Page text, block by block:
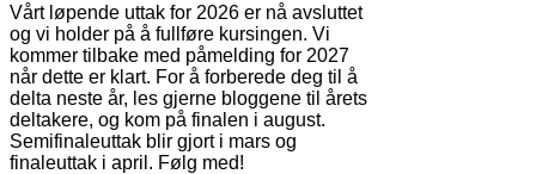
Vårt løpende uttak for 2026 er nå avsluttet
og vi holder på å fullføre kursingen. Vi
kommer tilbake med påmelding for 2027
når dette er klart. For å forberede deg til å
delta neste år, les gjerne bloggene til årets
deltakere, og kom på finalen i august.
Semifinaleuttak blir gjort i mars og
finaleuttak i april. Følg med!